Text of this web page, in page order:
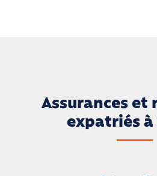
Assurances et
expatriés à